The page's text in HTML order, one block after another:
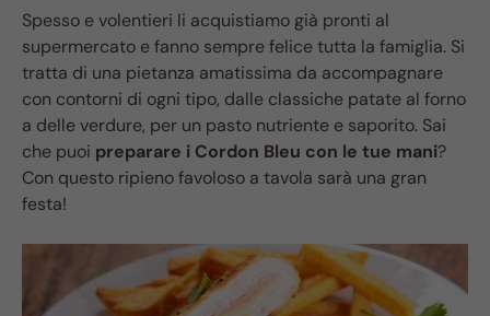
Spesso e volentieri li acquistiamo già pronti al
supermercato e fanno sempre felice tutta la famiglia. Si
tratta di una pietanza amatissima da accompagnare
con contorni di ogni tipo, dalle classiche patate al forno
a delle verdure, per un pasto nutriente e saporito. Sai
che puoi preparare i Cordon Bleu con le tue mani?
Con questo ripieno favoloso a tavola sarà una gran
festa!